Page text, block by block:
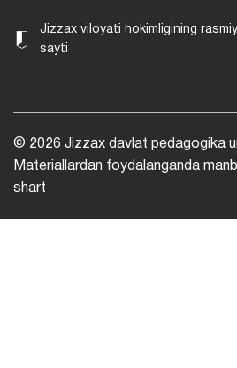
Jizzax viloyati hokimligining rasmiy
sayti
© 2026 Jizzax davlat pedagogika
Materiallardan foydalanganda
shart